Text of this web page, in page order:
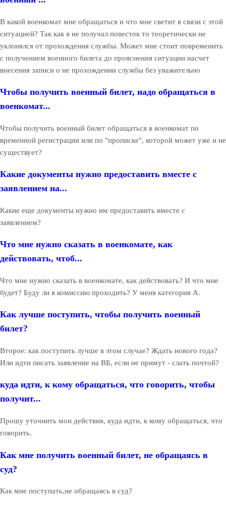
В какой военкомат мне обращаться и что мне светит в связи с этой
ситуацией? Так как я не получал повесток то теоретически не
уклонялся от прохождения службы. Может мне стоит повременить
с получением военного билета до прояснения ситуации насчет
внесения записи о не прохождении службы без уважительно
Чтобы получить военный билет, надо обращаться в
военкомат...
Чтобы получить военный билет обращаться в военкомат по
временной регистрации или по "прописке", которой может уже и не
существует?
Какие документы нужно предоставить вместе с
заявлением на...
Какие еще документы нужно им предоставить вместе с
заявлением?
Что мне нужно сказать в военкомате, как
действовать, чтоб...
Что мне нужно сказать в военкомате, как действовать? И что мне
будет? Буду ли я комиссию проходить? У меня категория А.
Как лучше поступить, чтобы получить военный
билет?
Второе: как поступить лучше в этом случае? Ждать нового года?
Или идти писать заявление на ВБ, если не примут - слать почтой?
куда идти, к кому обращаться, что говорить, чтобы
получит...
Прошу уточнить мои действия, куда идти, к кому обращаться, что
говорить.
Как мне получить военный билет, не обращаясь в
суд?
Как мне поступать,не обращаясь в суд?